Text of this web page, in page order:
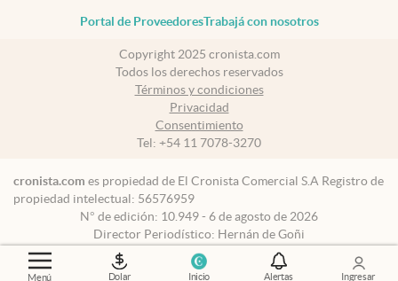
Menú Dolar Inicio Alertas Ingresar
Portal de ProveedoresTrabajá con nosotros
Copyright 2025 cronista.com
Todos los derechos reservados
Términos y condiciones
Privacidad
Consentimiento
Tel: +54 11 7078-3270
cronista.com es propiedad de El Cronista Comercial S.A Registro de
propiedad intelectual: 56576959
N° de edición: 10.949 - 6 de agosto de 2026
Director Periodístico: Hernán de Goñi